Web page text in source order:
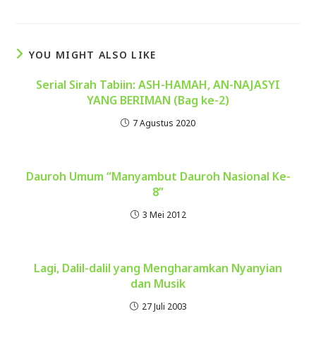
YOU MIGHT ALSO LIKE
Serial Sirah Tabiin: ASH-HAMAH, AN-NAJASYI
YANG BERIMAN (Bag ke-2)
7 Agustus 2020
Dauroh Umum “Manyambut Dauroh Nasional Ke-
8”
3 Mei 2012
Lagi, Dalil-dalil yang Mengharamkan Nyanyian
dan Musik
27 Juli 2003